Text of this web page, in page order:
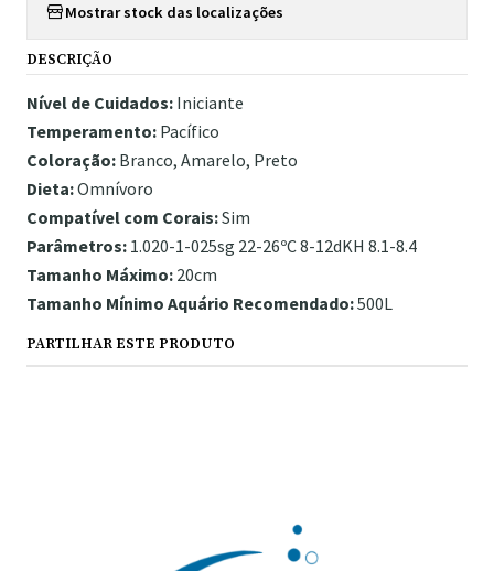
Mostrar stock das localizações
DESCRIÇÃO
Nível de Cuidados: Iniciante
Temperamento: Pacífico
Coloração: Branco, Amarelo, Preto
Dieta:Omnívoro
Compatível com Corais:Sim
Parâmetros: 1.020-1-025sg 22-26ºC 8-12dKH 8.1-8.4
Tamanho Máximo: 20cm
Tamanho Mínimo Aquário Recomendado:500L
PARTILHAR ESTE PRODUTO